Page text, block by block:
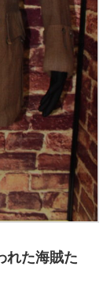
れた海賊た